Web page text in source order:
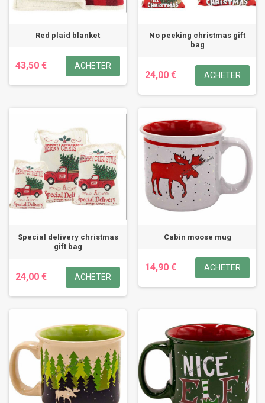
Red plaid blanket
43,50 € ACHETER
No peeking christmas gift
bag
24,00 € ACHETER
Special delivery christmas
gift bag
24,00 € ACHETER
Cabin moose mug
14,90 € ACHETER